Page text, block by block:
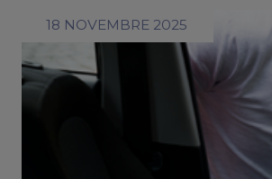
18 NOVEMBRE 2025